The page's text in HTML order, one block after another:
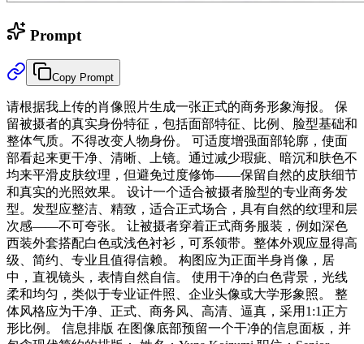
Prompt
Copy Prompt
请根据我上传的肖像照片生成一张正式的商务形象海报。 保
留被摄者的真实身份特征，包括面部特征、比例、脸型基础和
整体气质。不得改变人物身份。 可适度增强面部轮廓，使面
部看起来更干净、清晰、上镜。通过减少瑕疵、暗沉和肤色不
均来平滑皮肤纹理，但避免过度修饰——保留自然的皮肤细节
和真实的光照效果。 设计一个适合被摄者脸型的专业商务发
型。发型应整洁、精致，适合正式场合，具有自然的纹理和层
次感——不可夸张。 让被摄者穿着正式商务服装，例如深色
西装外套搭配白色或浅色衬衫，可系领带。整体外观应显得高
级、简约、专业且值得信赖。 构图应为正面半身肖像，居
中，直视镜头，表情自然自信。 使用干净的白色背景，光线
柔和均匀，类似于专业证件照、企业头像或大学形象照。 整
体风格应为干净、正式、商务风、高清、逼真，采用1:1正方
形比例。 信息排版 在图像底部预留一个干净的信息面板，并